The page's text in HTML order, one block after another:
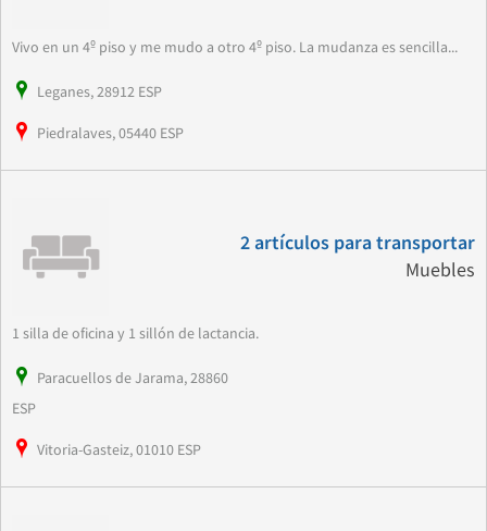
Vivo en un 4º piso y me mudo a otro 4º piso. La mudanza es sencilla...
Leganes, 28912 ESP
Piedralaves, 05440 ESP
2 artículos para transportar
Muebles
1 silla de oficina y 1 sillón de lactancia.
Paracuellos de Jarama, 28860
ESP
Vitoria-Gasteiz, 01010 ESP